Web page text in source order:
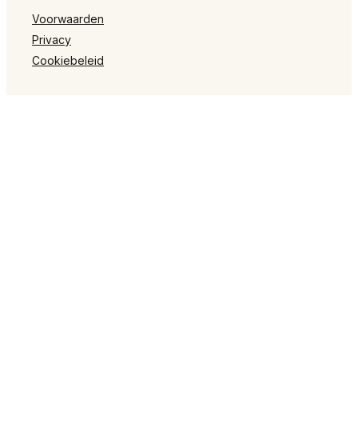
Voorwaarden
Privacy
Cookiebeleid